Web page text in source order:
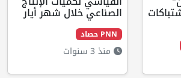
الصناعي خلال شهر أيار